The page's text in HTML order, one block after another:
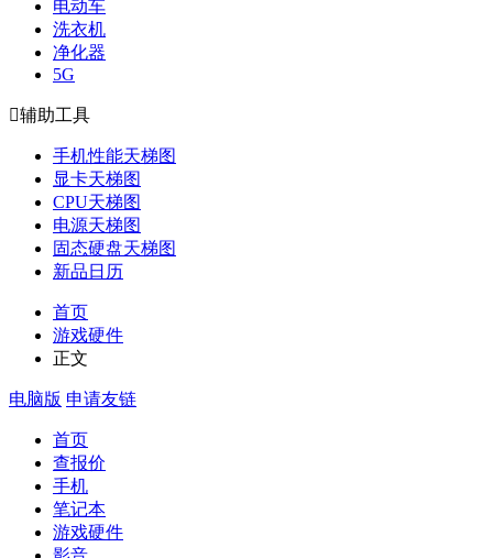
电动车
洗衣机
净化器
5G
辅助工具
手机性能天梯图
显卡天梯图
CPU天梯图
电源天梯图
固态硬盘天梯图
新品日历
首页
游戏硬件
正文
电脑版 申请友链
首页
查报价
手机
笔记本
游戏硬件